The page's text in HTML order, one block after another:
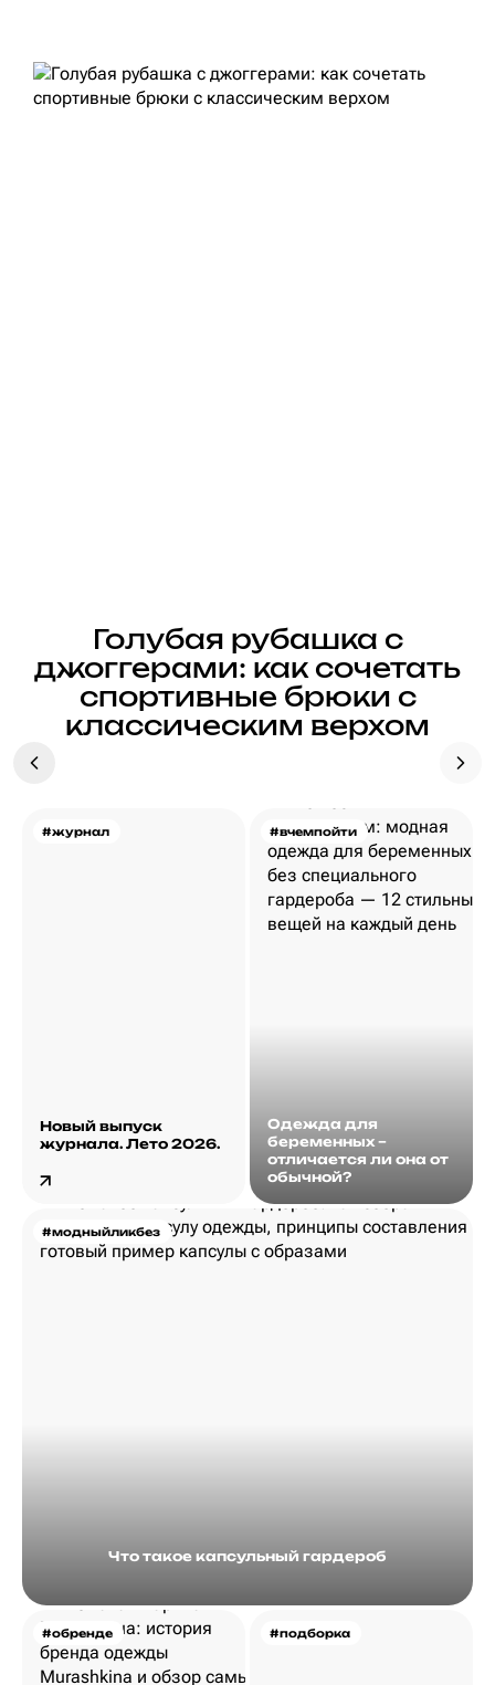
Голубая рубашка с
джоггерами: как сочетать
спортивные брюки с
классическим верхом
#журнал
Новый выпуск
журнала. Лето 2026.
#вчемпойти
Одежда для
беременных –
отличается ли она от
обычной?
#модныйликбез
Что такое капсульный гардероб
#обренде #подборка